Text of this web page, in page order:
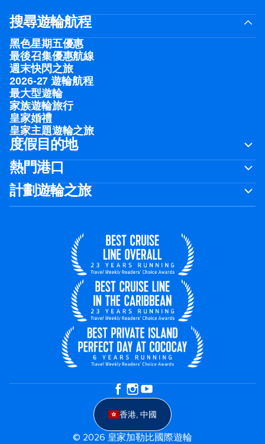
搜尋遊輪航程
黑色星期五優惠
最後召集優惠航線
週末快閃之旅
2026-27 遊輪航程
最大型遊輪
家族遊輪旅行
皇家婚禮
皇家主題遊輪之旅
度假目的地
熱門港口
計劃遊輪之旅
香港, 中國
© 2026 皇家加勒比國際遊輪